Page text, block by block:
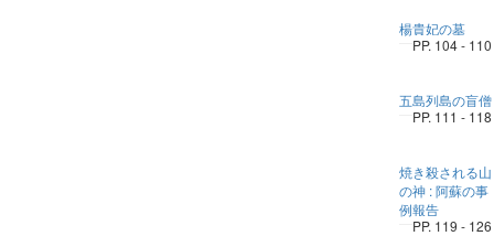
楊貴妃の墓
PP. 104 - 110
五島列島の盲僧
PP. 111 - 118
焼き殺される山
の神 : 阿蘇の事
例報告
PP. 119 - 126